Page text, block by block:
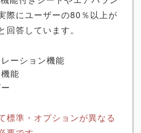
際にユーザーの80％以上が
回答しています。
ーション機能
能
標準・オプションが異なる